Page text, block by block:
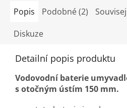
Popis Podobné (2)
Diskuze
Detailní popis produktu
Vodovodní baterie
s otočným ústím 150 mm.